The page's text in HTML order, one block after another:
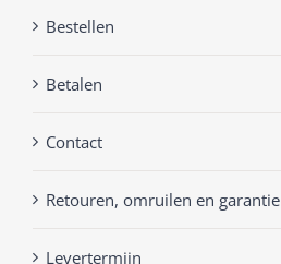
Bestellen
Betalen
Contact
Retouren, omruilen en garantie
Levertermijn